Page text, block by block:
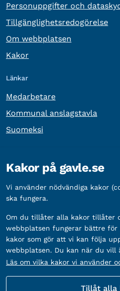
Personuppgifter och
Tillgänglighetsredogörelse
Om webbplatsen
Kakor
Länkar
Medarbetare
Kommunal anslagstavla
Suomeksi
Organisationsnummer:
Bankgironummer: 5888-2333
Kakor på gavle.se
Vi använder nödvändiga kakor
ska fungera.
Om du tillåter alla kakor tillåter
webbplatsen fungerar bättre för
kakor som gör att vi kan följa
webbplatsen. Du kan när du vill
Läs om vilka kakor vi använder
Tillåt alla